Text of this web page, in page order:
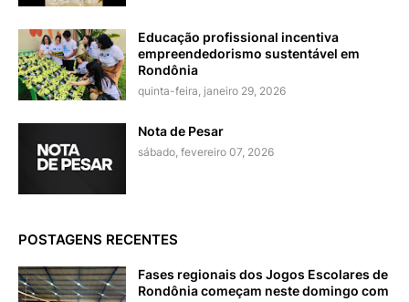
Educação profissional incentiva
empreendedorismo sustentável em
Rondônia
quinta-feira, janeiro 29, 2026
Nota de Pesar
sábado, fevereiro 07, 2026
POSTAGENS RECENTES
Fases regionais dos Jogos Escolares de
Rondônia começam neste domingo com